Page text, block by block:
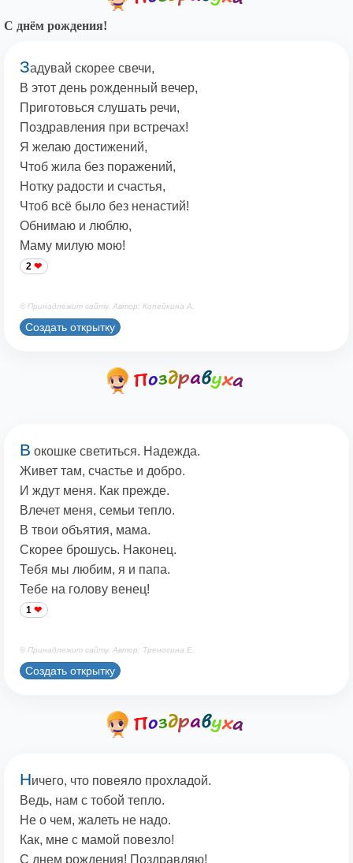
С днём рождения!
Задувай скорее свечи,
В этот день рожденный вечер,
Приготовься слушать речи,
Поздравления при встречах!
Я желаю достижений,
Чтоб жила без поражений,
Нотку радости и счастья,
Чтоб всё было без ненастий!
Обнимаю и люблю,
Маму милую мою!
2
© Принадлежит сайту. Автор: Копейкина А.
Создать открытку
В окошке светиться. Надежда.
Живет там, счастье и добро.
И ждут меня. Как прежде.
Влечет меня, семьи тепло.
В твои объятия, мама.
Скорее брошусь. Наконец.
Тебя мы любим, я и папа.
Тебе на голову венец!
1
© Принадлежит сайту. Автор: Треногина Е.
Создать открытку
Ничего, что повеяло прохладой.
Ведь, нам с тобой тепло.
Не о чем, жалеть не надо.
Как, мне с мамой повезло!
С днем рождения! Поздравляю!